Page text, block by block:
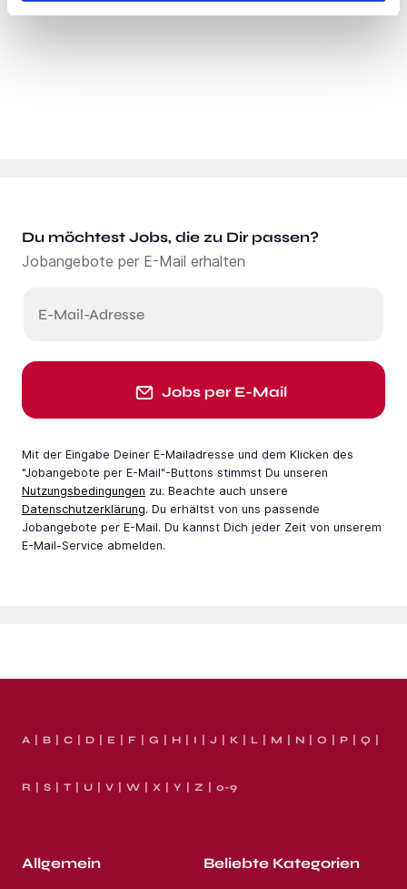
Du möchtest Jobs, die zu Dir passen?
Jobangebote per E-Mail erhalten
E-Mail-Adresse
Jobs per E-Mail
Mit der Eingabe Deiner E-Mail­adresse und dem Klicken des
"Jobangebote per E-Mail"-Buttons stimmst Du unseren
Nutzungsbedingungen zu. Beachte auch unsere
Datenschutzerklärung. Du erhältst von uns passende
Jobangebote per E-Mail. Du kannst Dich jeder Zeit von unserem
E-Mail-Service abmelden.
A B C D E F G H I J K L M N O P Q
R S T U V W X Y Z 0-9
Allgemein Beliebte Kategorien